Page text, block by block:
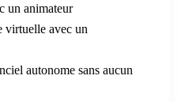
un animateur
virtuelle avec un
autonome sans aucun